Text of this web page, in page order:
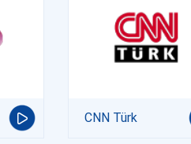
CNN Türk